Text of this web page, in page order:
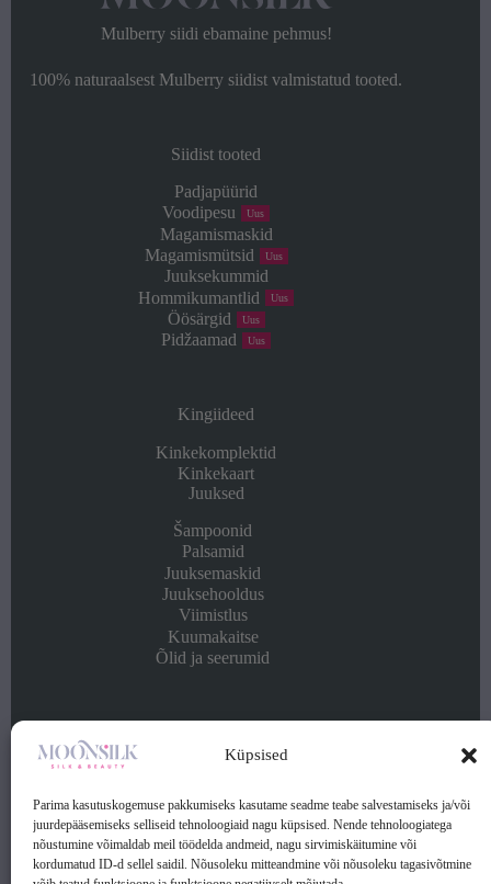
Küpsised
Parima kasutuskogemuse pakkumiseks kasutame seadme teabe salvestamiseks ja/või
juurdepääsemiseks selliseid tehnoloogiaid nagu küpsised. Nende tehnoloogiatega
nõustumine võimaldab meil töödelda andmeid, nagu sirvimiskäitumine või
kordumatud ID-d sellel saidil. Nõusoleku mitteandmine või nõusoleku tagasivõtmine
Mulberry siidi ebamaine pehmus!
100% naturaalsest Mulberry siidist valmistatud tooted.
Siidist tooted
Padjapüürid
Voodipesu
Uus
Magamismaskid
Magamismütsid
Uus
Juuksekummid
Hommikumantlid
Uus
Öösärgid Uus
Pidžaamad Uus
Kingiideed
Kinkekomplektid
Kinkekaart
Juuksed
Šampoonid
Palsamid
Juuksemaskid
Juuksehooldus
Viimistlus
Kuumakaitse
Õlid ja seerumid
Kontakt
Privaatsuspoliitika
Kontakt: